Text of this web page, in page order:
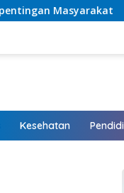
Listrik Hadir, Harapan
Kesehatan